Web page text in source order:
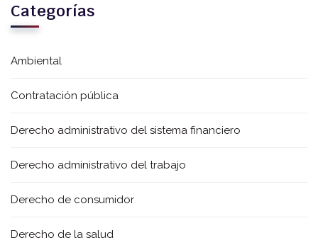
Categorías
Ambiental
Contratación pública
Derecho administrativo del sistema financiero
Derecho administrativo del trabajo
Derecho de consumidor
Derecho de la salud